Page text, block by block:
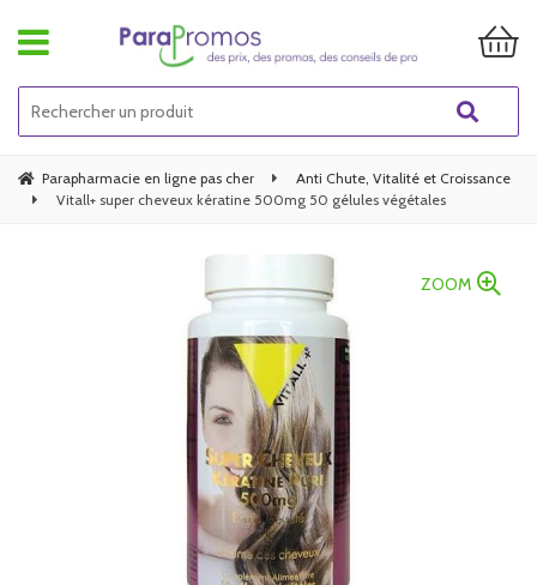
Parapharmacie en ligne pas cher
Anti Chute, Vitalité et Croissance
Vitall+ super cheveux kératine 500mg 50 gélules végétales
ZOOM